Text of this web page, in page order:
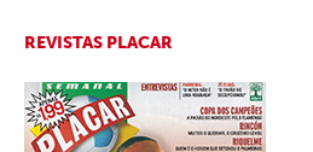
REVISTAS PLACAR